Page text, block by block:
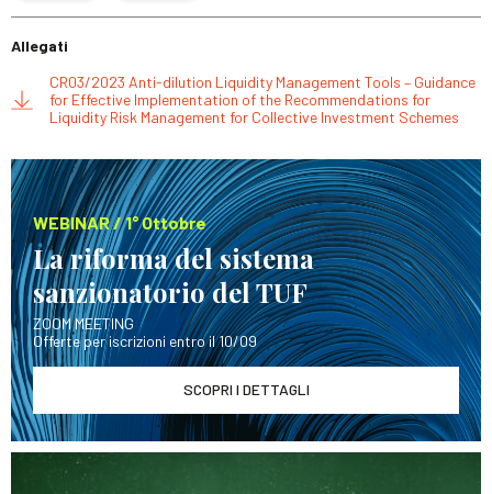
Allegati
CR03/2023 Anti-dilution Liquidity Management Tools – Guidance
for Effective Implementation of the Recommendations for
Liquidity Risk Management for Collective Investment Schemes
WEBINAR / 1° Ottobre
La riforma del sistema
sanzionatorio del TUF
ZOOM MEETING
Offerte per iscrizioni entro il 10/09
SCOPRI I DETTAGLI